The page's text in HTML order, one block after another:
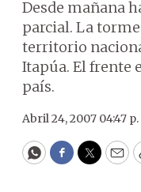
Desde mañana
parcial. La
territorio
Itapúa. El frente
país.
Abril 24, 2007 04:47 p.
WhatsApp
Facebook
Twitter